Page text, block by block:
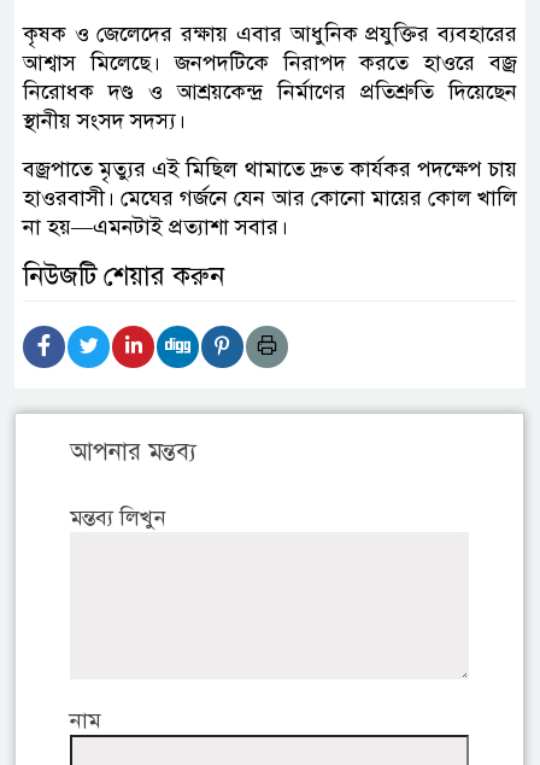
কৃষক ও জেলেদের রক্ষায় এবার আধুনিক প্রযুক্তির ব্যবহারের
আশ্বাস মিলেছে। জনপদটিকে নিরাপদ করতে হাওরে বজ্র
নিরোধক দণ্ড ও আশ্রয়কেন্দ্র নির্মাণের প্রতিশ্রুতি দিয়েছেন
স্থানীয় সংসদ সদস্য।
বজ্রপাতে মৃত্যুর এই মিছিল থামাতে দ্রুত কার্যকর পদক্ষেপ চায়
হাওরবাসী। মেঘের গর্জনে যেন আর কোনো মায়ের কোল খালি
না হয়—এমনটাই প্রত্যাশা সবার।
নিউজটি শেয়ার করুন
আপনার মন্তব্য
মন্তব্য লিখুন
নাম